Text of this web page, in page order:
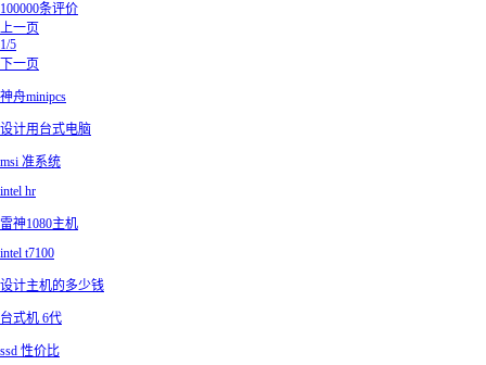
100000条评价
上一页
1/5
下一页
神舟minipcs
设计用台式电脑
msi 准系统
intel hr
雷神1080主机
intel t7100
设计主机的多少钱
台式机 6代
ssd 性价比